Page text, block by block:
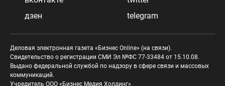
дзен
telegram
Деловая электронная газета «Бизнес Online» (на связи).
Свидетельство о регистрации СМИ Эл №ФС 77-33484 от 15.10.08.
Выдано федеральной службой по надзору в сфере связи и массовых
коммуникаций.
Учредитель ООО «Бизнес Медия Холдинг»